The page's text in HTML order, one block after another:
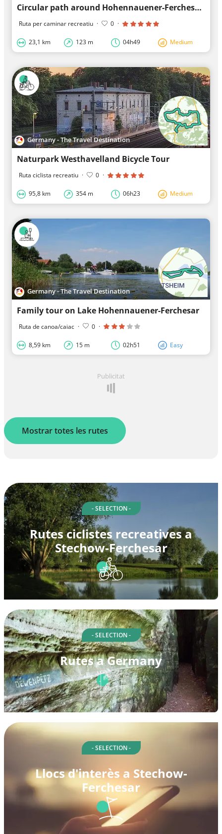
Circular path around Hohennauener-Ferchesarer Lake
Ruta per caminar recreatiu · 0 ·
23,1 km 123 m 04h49 Medium
Germany - The Travel Destination
Naturpark Westhavelland Bicycle Tour
Ruta ciclista recreatiu · 0 ·
95,8 km 354 m 06h23 Medium
Germany - The Travel Destination
Family tour on Lake Hohennauener-Ferchesar
Ruta de canoa/caiac · 0 ·
8,59 km 15 m 02h51 Easy
Publicitat
Mostrar totes les rutes
- SELECTION -
Rutes ciclistes recreatives a
Stechow-Ferchesar
- SELECTION -
Rutes a Germany
- SELECTION -
Llocs d'interès a Stechow-
Ferchesar